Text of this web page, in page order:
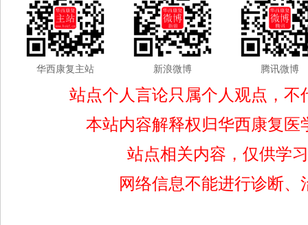
华西康复主站 新浪微博 腾讯微博
站点个人言论只属个人观点，
本站内容解释权归华西康复
站点相关内容，仅供学
网络信息不能进行诊断